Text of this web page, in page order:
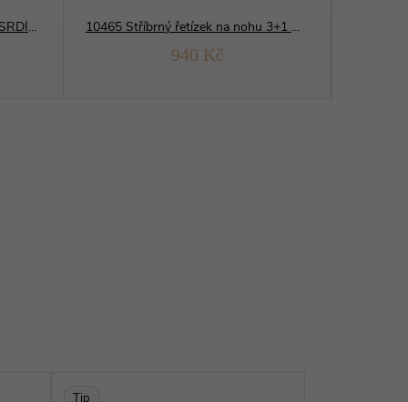
12161 Stříbrný řetízek na nohu SRDÍČKA 10465 Stříbrný řetízek na nohu 3+1 MĚSÍČNÍ brus
940 Kč
Tip